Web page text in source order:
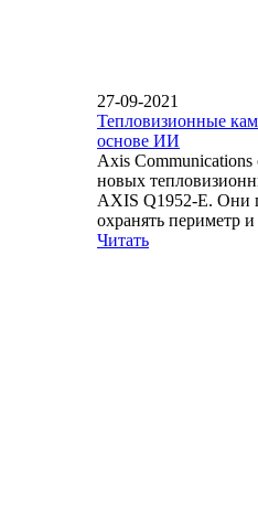
27-09-2021
Тепловизионные
основе ИИ
Axis Communications
новых
AXIS Q1952-E. Они
охранять периметр
Читать